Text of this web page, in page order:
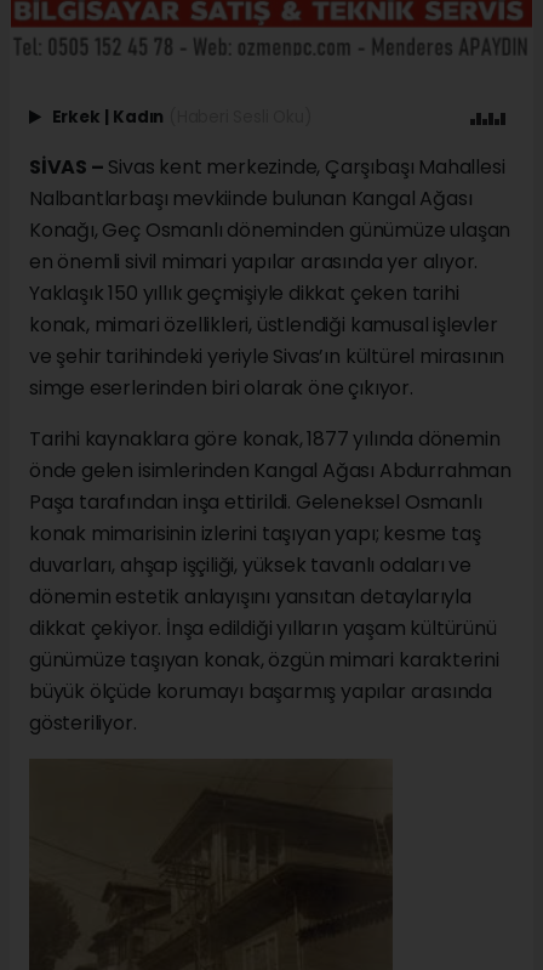
Erkek Kadın
SİVAS – Sivas kent merkezinde, Çarşıbaşı Mahallesi
Nalbantlarbaşı mevkiinde bulunan Kangal Ağası
Konağı, Geç Osmanlı döneminden günümüze ulaşan
en önemli sivil mimari yapılar arasında yer alıyor.
Yaklaşık 150 yıllık geçmişiyle dikkat çeken tarihi
konak, mimari özellikleri, üstlendiği kamusal işlevler
ve şehir tarihindeki yeriyle Sivas’ın kültürel mirasının
simge eserlerinden biri olarak öne çıkıyor.
Tarihi kaynaklara göre konak, 1877 yılında dönemin
önde gelen isimlerinden Kangal Ağası Abdurrahman
Paşa tarafından inşa ettirildi. Geleneksel Osmanlı
konak mimarisinin izlerini taşıyan yapı; kesme taş
duvarları, ahşap işçiliği, yüksek tavanlı odaları ve
dönemin estetik anlayışını yansıtan detaylarıyla
dikkat çekiyor. İnşa edildiği yılların yaşam kültürünü
günümüze taşıyan konak, özgün mimari karakterini
büyük ölçüde korumayı başarmış yapılar arasında
gösteriliyor.